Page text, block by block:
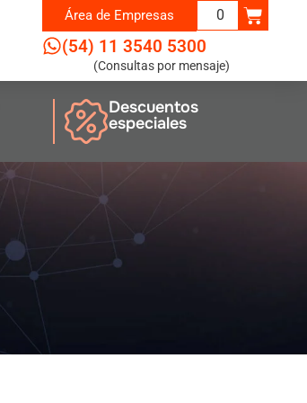
Área de Empresas 0
(54) 11 3540 5300
(Consultas por mensaje)
Descuentos
especiales